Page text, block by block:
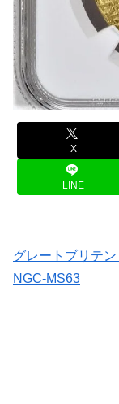
X
LINE
グレートブリテ
NGC-MS63